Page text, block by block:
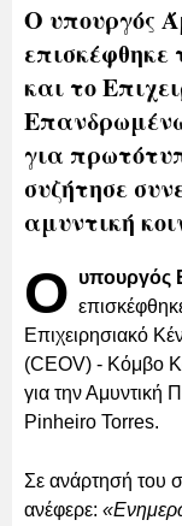
Ο υπουργός
και το
για
συζήτησε
αμυντική
Ο υπουργός
Επιχειρησιακό
(CEOV) - Κόμβο
για την Αμυντική
Pinheiro Torres.
Σε ανάρτησή του
ανέφερε: